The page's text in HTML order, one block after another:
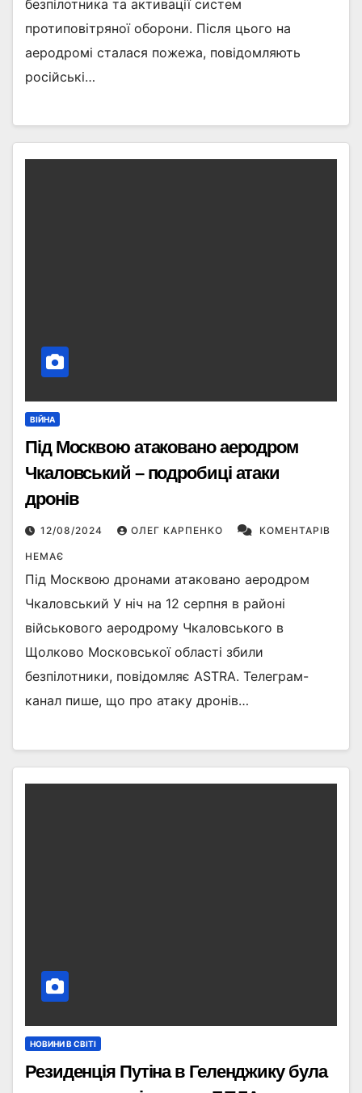
безпілотника та активації систем
протиповітряної оборони. Після цього на
аеродромі сталася пожежа, повідомляють
російські…
ВІЙНА
Під Москвою атаковано аеродром
Чкаловський – подробиці атаки
дронів
12/08/2024 ОЛЕГ КАРПЕНКО КОМЕНТАРІВ
НЕМАЄ
Під Москвою дронами атаковано аеродром
Чкаловський У ніч на 12 серпня в районі
військового аеродрому Чкаловського в
Щолково Московської області збили
безпілотники, повідомляє ASTRA. Телеграм-
канал пише, що про атаку дронів…
НОВИНИ В СВІТІ
Резиденція Путіна в Геленджику була